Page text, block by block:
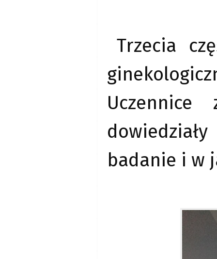
Trzecia
Uczennice
badanie i w